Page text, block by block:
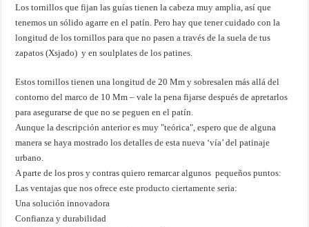
Los tornillos que fijan las guías tienen la cabeza muy amplia, así que
tenemos un sólido agarre en el patín. Pero hay que tener cuidado con la
longitud de los tornillos para que no pasen a través de la suela de tus
zapatos (Xsjado) y en soulplates de los patines.
Estos tornillos tienen una longitud de 20 Mm y sobresalen más allá del
contorno del marco de 10 Mm – vale la pena fijarse después de apretarlos
para asegurarse de que no se peguen en el patín.
Aunque la descripción anterior es muy "teórica", espero que de alguna
manera se haya mostrado los detalles de esta nueva ‘vía’ del patinaje
urbano.
A parte de los pros y contras quiero remarcar algunos pequeños puntos:
Las ventajas que nos ofrece este producto ciertamente seria:
Una solución innovadora
Confianza y durabilidad